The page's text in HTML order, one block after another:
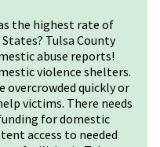
the highest rate of
Tulsa County
abuse reports!
violence shelters.
overcrowded quickly or
victims. There needs
for domestic
access to needed